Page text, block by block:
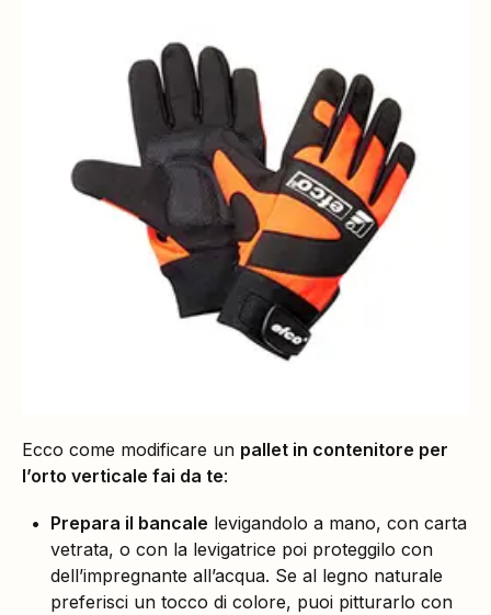
Ecco come modificare un pallet in contenitore per
l’orto verticale fai da te:
Prepara il bancale levigandolo a mano, con carta
vetrata, o con la levigatrice poi proteggilo con
dell’impregnante all’acqua. Se al legno naturale
preferisci un tocco di colore, puoi pitturarlo con